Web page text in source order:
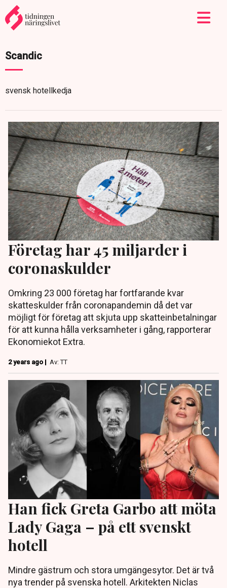
Scandic
svensk hotellkedja
Företag har 45 miljarder i
coronaskulder
Omkring 23 000 företag har fortfarande kvar
skatteskulder från coronapandemin då det var
möjligt för företag att skjuta upp skatteinbetalningar
för att kunna hålla verksamheter i gång, rapporterar
Ekonomiekot Extra.
2 years ago | Av: TT
Han fick Greta Garbo att möta
Lady Gaga – på ett svenskt
hotell
Mindre gästrum och stora umgängesytor. Det är två
nya trender på svenska hotell. Arkitekten Niclas